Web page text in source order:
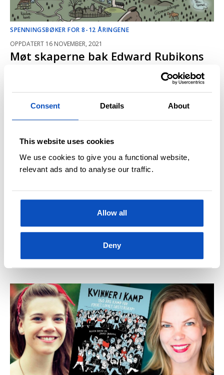
Consent Details About
This website uses cookies
We use cookies to give you a functional website,
relevant ads and to analyse our traffic.
Allow all
Deny
SPENNINGSBØKER FOR 8-12 ÅRINGENE
OPPDATERT 16 NOVEMBER, 2021
Møt skaperne bak Edward Rubikons
LAHLUMS BOKTIPS FRA ÅRET 2018 OPPDATERT 14 MAI, 2022
Lahlums julegavetips og
konkurrentanbefalinger 2018